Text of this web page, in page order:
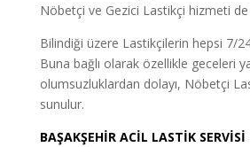
Nöbetçi ve Gezici Lastikçi hizmeti
Bilindiği üzere Lastikçilerin hepsi 7/
Buna bağlı olarak özellikle geceleri
olumsuzluklardan dolayı, Nöbetçi
sunulur.
BAŞAKŞEHİR ACİL LASTİK SERVİSİ